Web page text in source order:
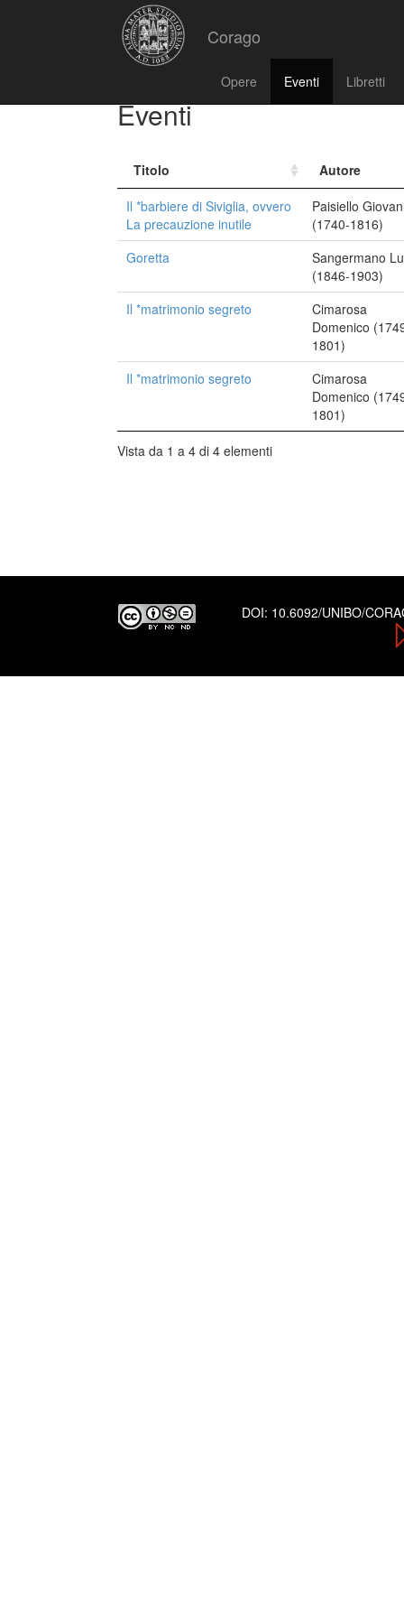
Corago
Opere Eventi Libretti
Eventi
Titolo
Autore
Il *barbiere di Siviglia, ovvero
La precauzione inutile
Paisiello
(1740-1816)
Goretta
Sangermano
(1846-1903)
Il *matrimonio segreto
Cimarosa
Domenico
1801)
Il *matrimonio segreto
Cimarosa
Domenico
1801)
Vista da 1 a 4 di 4 elementi
DOI: 10.6092/UNIBO/